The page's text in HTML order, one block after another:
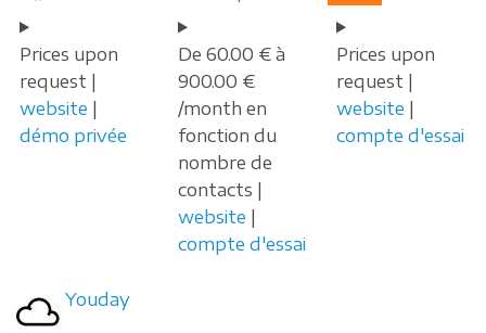
Prices upon
request |
website |
démo privée
De 60.00 € à
900.00 €
/month en
fonction du
nombre de
contacts |
website |
compte d'essai
Prices upon
request |
website |
compte d'essai
Youday